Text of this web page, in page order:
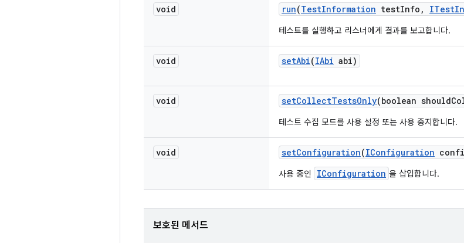
void run(TestInformation testInfo , ITest
테스트를 실행하고 리스너에게 결과를 보고합니다.
void setAbi(IAbi abi)
void setCollectTestsOnly(boolean should
테스트 수집 모드를 사용 설정 또는 사용 중지합니다.
void setConfiguration(IConfiguration
사용 중인 IConfiguration 을 삽입합니다.
보호된 메서드